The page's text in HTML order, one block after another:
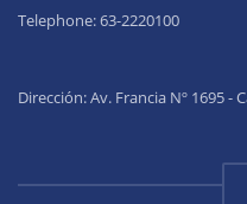
Telephone: 63-2220100
Dirección: Av. Francia Nº 1695 -